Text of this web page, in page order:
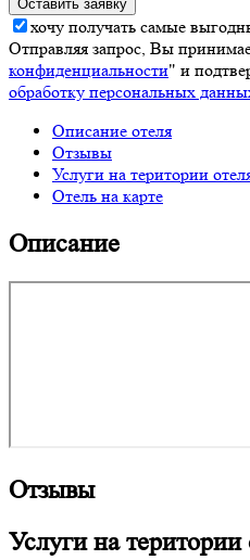
хочу получать самые
Отправляя запрос, Вы
конфиденциальности" и
обработку персональных
Описание отеля
Отзывы
Услуги на територии
Отель на карте
Описание
Отзывы
Услуги на територии